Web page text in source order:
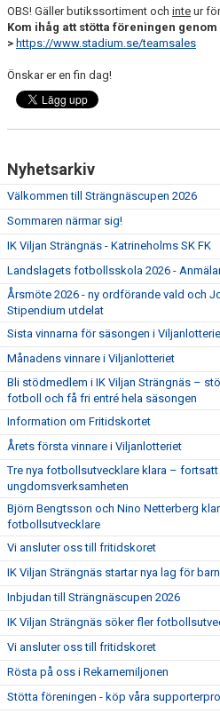
OBS! Gäller butikssortiment och inte ur
Kom ihåg att stötta föreningen
> https://www.stadium.se/teamsales
Önskar er en fin dag!
Nyhetsarkiv
Välkommen till Strängnäscupen 2026
Sommaren närmar sig!
IK Viljan Strängnäs - Katrineholms SK FK
Landslagets fotbollsskola 2026 -
Årsmöte 2026 - ny ordförande vald och
Stipendium utdelat
Sista vinnarna för säsongen i
Månadens vinnare i Viljanlotteriet
Bli stödmedlem i IK Viljan Strängnäs –
fotboll och få fri entré hela säsongen
Information om Fritidskortet
Årets första vinnare i Viljanlotteriet
Tre nya fotbollsutvecklare klara –
ungdomsverksamheten
Björn Bengtsson och Nino Netterberg
fotbollsutvecklare
Vi ansluter oss till fritidskoret
IK Viljan Strängnäs startar nya lag för
Inbjudan till Strängnäscupen 2026
IK Viljan Strängnäs söker fler
Vi ansluter oss till fritidskoret
Rösta på oss i Rekarnemiljonen
Stötta föreningen - köp våra